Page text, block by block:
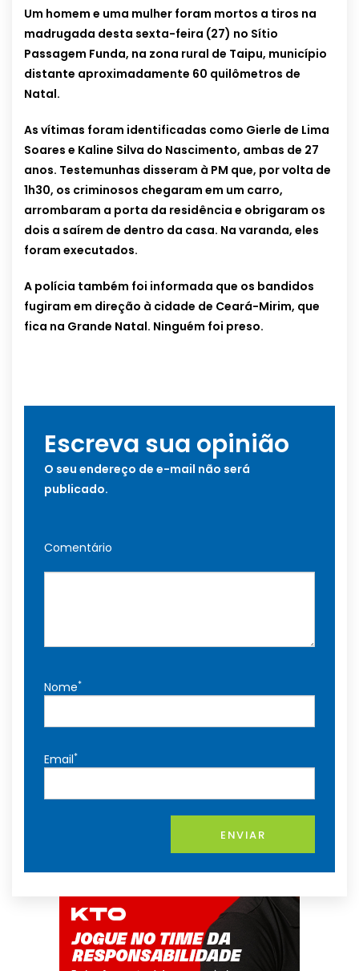
Um homem e uma mulher foram mortos a tiros na
madrugada desta sexta-feira (27) no Sítio
Passagem Funda, na zona rural de Taipu, município
distante aproximadamente 60 quilômetros de
Natal.
As vítimas foram identificadas como Gierle de Lima
Soares e Kaline Silva do Nascimento, ambas de 27
anos. Testemunhas disseram à PM que, por volta de
1h30, os criminosos chegaram em um carro,
arrombaram a porta da residência e obrigaram os
dois a saírem de dentro da casa. Na varanda, eles
foram executados.
A polícia também foi informada que os bandidos
fugiram em direção à cidade de Ceará-Mirim, que
fica na Grande Natal. Ninguém foi preso.
Escreva sua opinião
O seu endereço de e-mail não será
publicado.
Comentário
Nome*
Email*
ENVIAR